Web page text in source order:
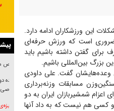
این ورزشکاران ادامه دارد.
ضروری است که ورزش حرفه‌ای
گفتن داشته باشیم باید
بزرگ بین‌المللی باشیم.
وعده‌هایشان گفت. علی داودی
مسابقات وزنه‌برداری
شمشیربازان ایران به دو
کسی هم نیست که به داد آنها